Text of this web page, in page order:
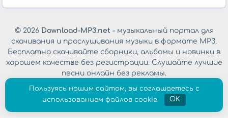
© 2026 Download-MP3.net - музыкальный портал для
скачивания и прослушивания музыки в формате MP3.
Бесплатно скачивайте сборники, альбомы и новинки в
хорошем качестве без регистрации. Слушайте лучшие
песни онлайн без рекламы.
Обратная связь
Политика конфиденциальности
Пользуясь нашим сайтом, вы соглашаетесь с
использованием файлов cookie.
OK